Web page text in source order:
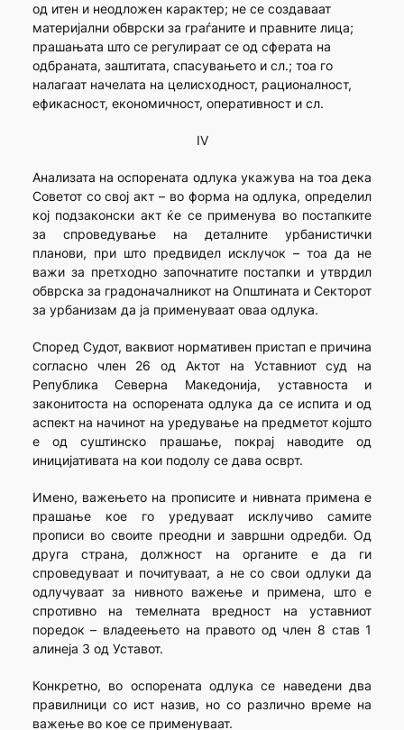
од итен и неодложен карактер; не се создаваат
материјални обврски за граѓаните и правните лица;
прашањата што се регулираат се од сферата на
одбраната, заштитата, спасувањето и сл.; тоа го
налагаат начелата на целисходност, рационалност,
ефикасност, економичност, оперативност и сл.
IV
Анализата на оспорената одлука укажува на тоа дека
Советот со свој акт – во форма на одлука, определил
кој подзаконски акт ќе се применува во постапките
за спроведување на деталните урбанистички
планови, при што предвидел исклучок – тоа да не
важи за претходно започнатите постапки и утврдил
обврска за градоначалникот на Општината и Секторот
за урбанизам да ја применуваат оваа одлука.
Според Судот, ваквиот нормативен пристап е причина
согласно член 26 од Актот на Уставниот суд на
Република Северна Македонија, уставноста и
законитоста на оспорената одлука да се испита и од
аспект на начинот на уредување на предметот којшто
е од суштинско прашање, покрај наводите од
иницијативата на кои подолу се дава осврт.
Имено, важењето на прописите и нивната примена е
прашање кое го уредуваат исклучиво самите
прописи во своите преодни и завршни одредби. Од
друга страна, должност на органите е да ги
спроведуваат и почитуваат, а не со свои одлуки да
одлучуваат за нивното важење и примена, што е
спротивно на темелната вредност на уставниот
поредок – владеењето на правото од член 8 став 1
алинеја 3 од Уставот.
Конкретно, во оспорената одлука се наведени два
правилници со ист назив, но со различно време на
важење во кое се применуваат.